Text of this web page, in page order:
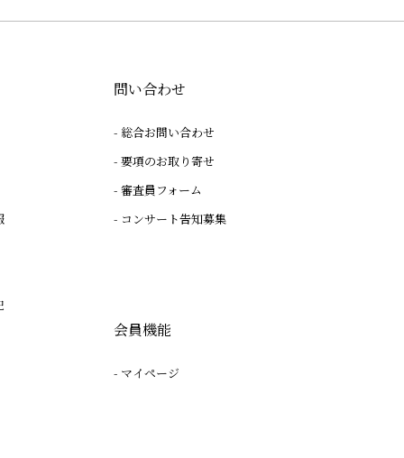
問い合わせ
総合お問い合わせ
要項のお取り寄せ
審査員フォーム
コンサート告知募集
会員機能
マイページ